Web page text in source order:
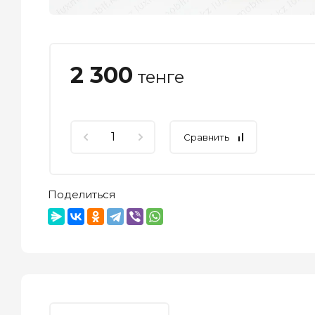
2 300 тенге
Сравнить
Поделиться